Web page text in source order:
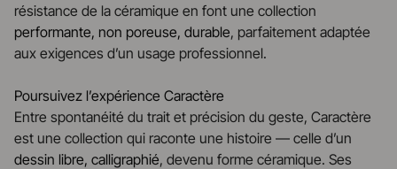
résistance de la céramique en font une collection
performante, non poreuse, durable, parfaitement adaptée
aux exigences d’un usage professionnel.
Poursuivez l’expérience Caractère
Entre spontanéité du trait et précision du geste, Caractère
est une collection qui raconte une histoire — celle d’un
dessin libre, calligraphié, devenu forme céramique. Ses